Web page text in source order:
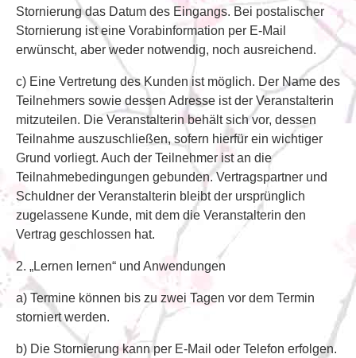
Stornierung das Datum des Eingangs. Bei postalischer
Stornierung ist eine Vorabinformation per E-Mail
erwünscht, aber weder notwendig, noch ausreichend.
c) Eine Vertretung des Kunden ist möglich. Der Name des
Teilnehmers sowie dessen Adresse ist der Veranstalterin
mitzuteilen. Die Veranstalterin behält sich vor, dessen
Teilnahme auszuschließen, sofern hierfür ein wichtiger
Grund vorliegt. Auch der Teilnehmer ist an die
Teilnahmebedingungen gebunden. Vertragspartner und
Schuldner der Veranstalterin bleibt der ursprünglich
zugelassene Kunde, mit dem die Veranstalterin den
Vertrag geschlossen hat.
2. „Lernen lernen“ und Anwendungen
a) Termine können bis zu zwei Tagen vor dem Termin
storniert werden.
b) Die Stornierung kann per E-Mail oder Telefon erfolgen.